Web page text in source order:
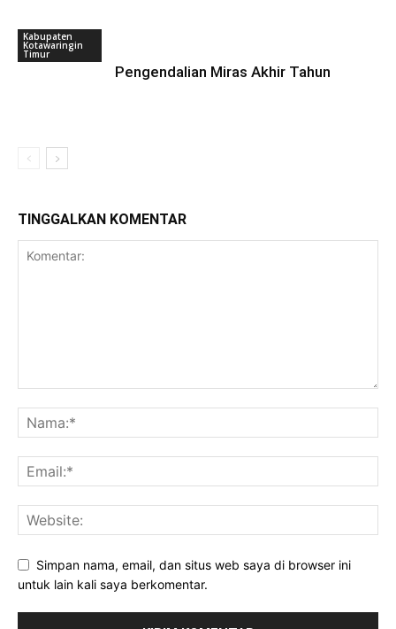
Kabupaten
Kotawaringin
Timur
Pengendalian Miras Akhir Tahun
TINGGALKAN KOMENTAR
Simpan nama, email, dan situs web saya di browser ini
untuk lain kali saya berkomentar.